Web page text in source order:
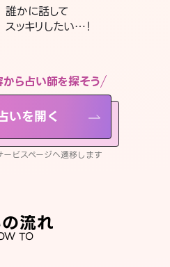
誰かに話して
スッキリしたい…！
ら占い師を探そう
いを開く
ビスページへ遷移します
流れ
TO